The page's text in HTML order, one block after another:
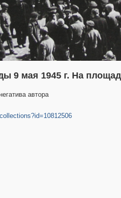
9 мая 1945 г. На
автора